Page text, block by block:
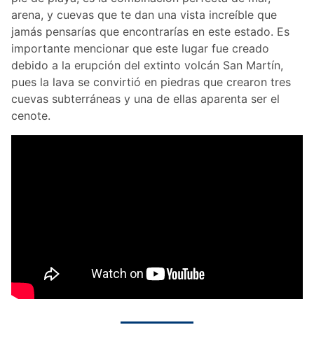
arena, y cuevas que te dan una vista increíble que
jamás pensarías que encontrarías en este estado. Es
importante mencionar que este lugar fue creado
debido a la erupción del extinto volcán San Martín,
pues la lava se convirtió en piedras que crearon tres
cuevas subterráneas y una de ellas aparenta ser el
cenote.